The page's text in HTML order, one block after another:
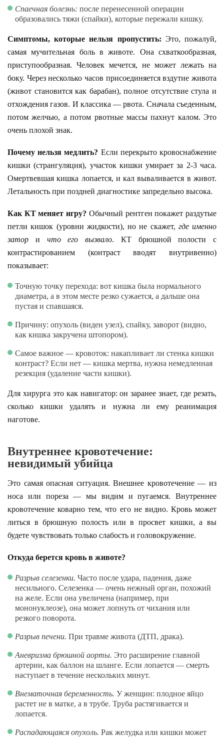
Спаечная болезнь: после перенесенной операции
образовались тяжи (спайки), которые пережали кишку.
Симптомы, которые нельзя пропустить: Это, пожалуй,
самая мучительная боль в животе. Она схваткообразная,
приступообразная. Человек мечется, не может лежать на
боку. Через несколько часов присоединяется вздутие живота
(живот становится как барабан), полное отсутствие стула и
отхождения газов. И классика — рвота. Сначала съеденным,
потом желчью, а потом рвотные массы пахнут калом. Это
очень плохой знак.
Почему нельзя медлить? Если перекрыто кровоснабжение
кишки (странгуляция), участок кишки умирает за 2-3 часа.
Омертвевшая кишка лопается, и кал вываливается в живот.
Летальность при поздней диагностике запредельно высока.
Как КТ меняет игру? Обычный рентген покажет раздутые
петли кишок (уровни жидкости), но не скажет, где именно
затор и что его вызвало. КТ брюшной полости с
контрастированием (контраст вводят внутривенно)
показывает:
Точную точку перехода: вот кишка была нормального
диаметра, а в этом месте резко сужается, а дальше она
пустая и спавшаяся.
Причину: опухоль (виден узел), спайку, заворот (видно,
как кишка закручена штопором).
Самое важное — кровоток: накапливает ли стенка кишки
контраст? Если нет — кишка мертва, нужна немедленная
резекция (удаление части кишки).
Для хирурга это как навигатор: он заранее знает, где резать,
сколько кишки удалять и нужна ли ему реанимация
наготове.
Внутреннее кровотечение:
невидимый убийца
Это самая опасная ситуация. Внешнее кровотечение — из
носа или пореза — мы видим и пугаемся. Внутреннее
кровотечение коварно тем, что его не видно. Кровь может
литься в брюшную полость или в просвет кишки, а вы
будете чувствовать только слабость и головокружение.
Откуда берется кровь в животе?
Разрыв селезенки. Часто после удара, падения, даже
несильного. Селезенка — очень нежный орган, похожий
на желе. Если она увеличена (например, при
мононуклеозе), она может лопнуть от чихания или
резкого поворота.
Разрыв печени. При травме живота (ДТП, драка).
Аневризма брюшной аорты. Это расширение главной
артерии, как баллон на шланге. Если лопается — смерть
наступает в течение нескольких минут.
Внематочная беременность. У женщин: плодное яйцо
растет не в матке, а в трубе. Труба растягивается и
лопается.
Распадающаяся опухоль. Рак желудка или кишки может